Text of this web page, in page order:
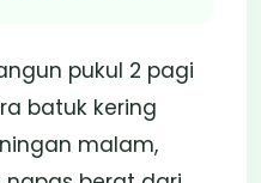
pukul 2 pagi
batuk kering
malam,